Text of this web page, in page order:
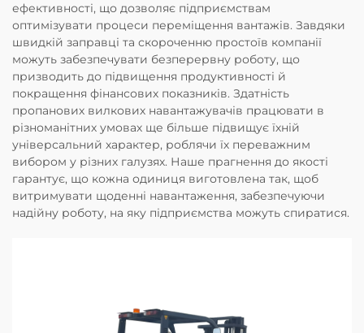
ефективності, що дозволяє підприємствам
оптимізувати процеси переміщення вантажів. Завдяки
швидкій заправці та скороченню простоїв компанії
можуть забезпечувати безперервну роботу, що
призводить до підвищення продуктивності й
покращення фінансових показників. Здатність
пропанових вилкових навантажувачів працювати в
різноманітних умовах ще більше підвищує їхній
універсальний характер, роблячи їх переважним
вибором у різних галузях. Наше прагнення до якості
гарантує, що кожна одиниця виготовлена так, щоб
витримувати щоденні навантаження, забезпечуючи
надійну роботу, на яку підприємства можуть спиратися.